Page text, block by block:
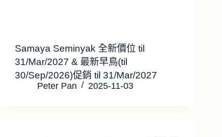
Samaya Seminyak 全新價位 til
31/Mar/2027 & 最新早鳥(til
30/Sep/2026)促銷 til 31/Mar/2027
Peter Pan 2025-11-03